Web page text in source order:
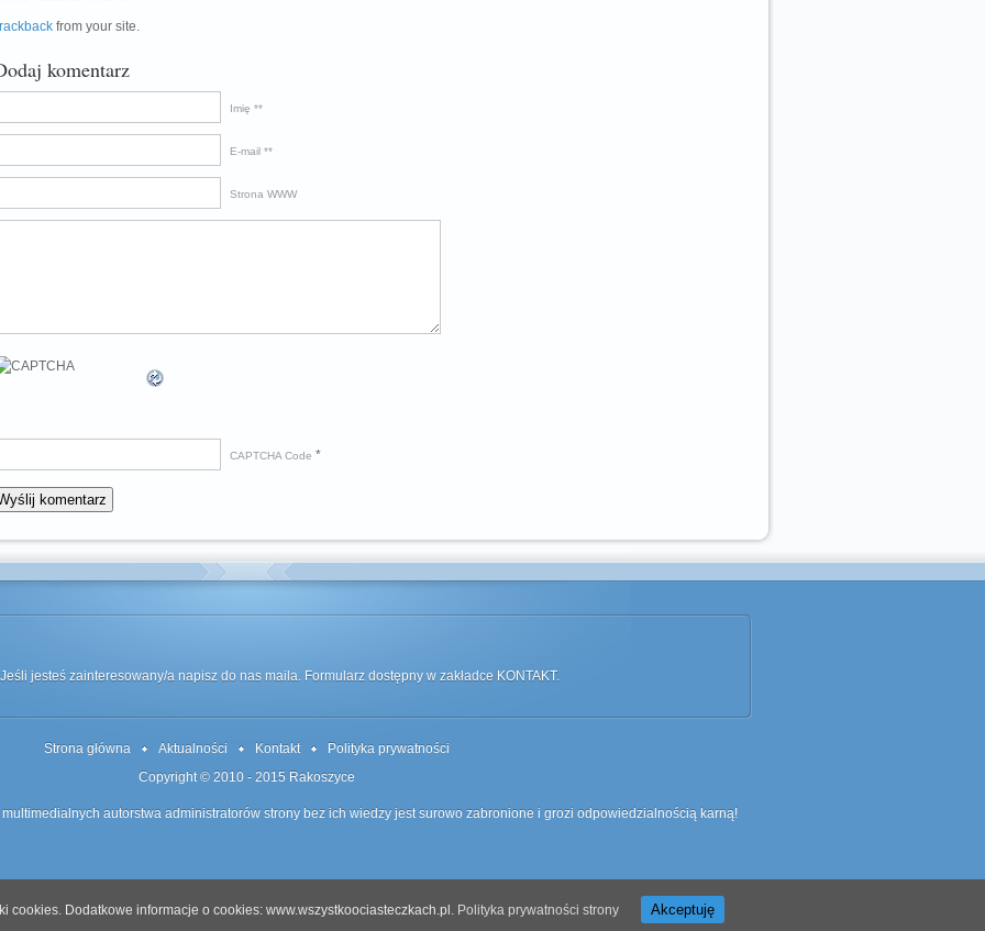
from your site.
komentarz
Imię *
E-mail *
Strona WWW
CAPTCHA Code *
jesteś zainteresowany/a napisz do nas maila. Formularz dostępny w zakładce KONTAKT.
Strona główna Aktualności Kontakt
Polityka prywatności
Copyright © 2010 - 2015 Rakoszyce
autorstwa administratorów strony bez ich wiedzy jest surowo zabronione i grozi odpowiedzialnością karną!
cookies. Dodatkowe informacje o cookies: www.wszystkoociasteczkach.pl. Polityka prywatności strony Akceptuję